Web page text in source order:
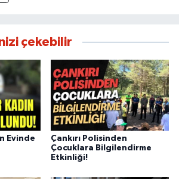
çekebilir
Evinde
Çankırı Polisinden
Çocuklara Bilgilendirme
Etkinliği!